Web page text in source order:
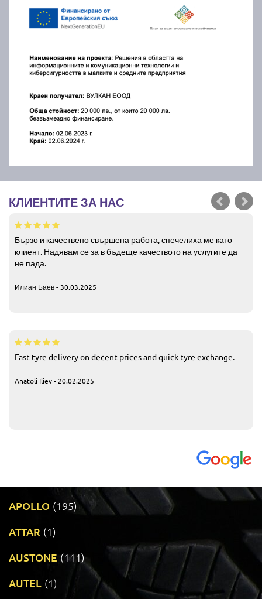
КЛИЕНТИТЕ ЗА НАС
Бързо и качествено свършена работа, спечелиха ме като
клиент. Надявам се за в бъдеще качеството на услугите да
не пада.
Илиан Баев - 30.03.2025
Fast tyre delivery on decent prices and quick tyre exchange.
Anatoli Iliev - 20.02.2025
APOLLO (195)
ATTAR (1)
AUSTONE (111)
AUTEL (1)